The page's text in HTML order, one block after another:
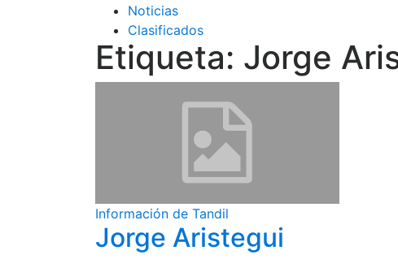
Noticias
Clasificados
Etiqueta: Jorge
Información de Tandil
Jorge Aristegui